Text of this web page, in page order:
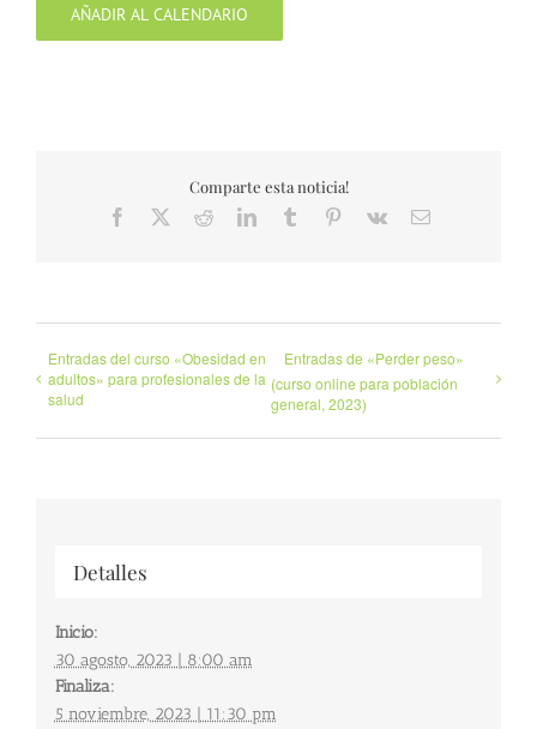
AÑADIR AL CALENDARIO
Comparte esta noticia!
Facebook RedditLinkedInTumblr Pinterest
Vk
Correo
Entradas del curso «Obesidad en
adultos» para profesionales de la
salud
Entradas de «Perder peso»
(curso online para población
general, 2023)
Detalles
Inicio:
30 agosto, 2023 | 8:00 am
Finaliza:
5 noviembre, 2023 | 11:30 pm